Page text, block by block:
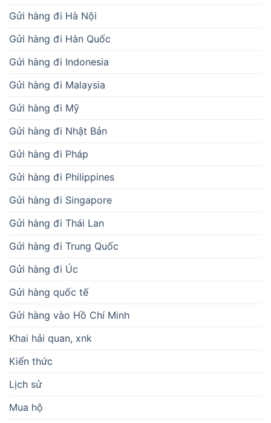
Gửi hàng đi Hà Nội
Gửi hàng đi Hàn Quốc
Gửi hàng đi Indonesia
Gửi hàng đi Malaysia
Gửi hàng đi Mỹ
Gửi hàng đi Nhật Bản
Gửi hàng đi Pháp
Gửi hàng đi Philippines
Gửi hàng đi Singapore
Gửi hàng đi Thái Lan
Gửi hàng đi Trung Quốc
Gửi hàng đi Úc
Gửi hàng quốc tế
Gửi hàng vào Hồ Chí Minh
Khai hải quan, xnk
Kiến thức
Lịch sử
Mua hộ